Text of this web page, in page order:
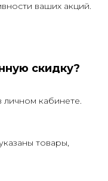
ваших акций.
скидку?
личном кабинете.
товары,